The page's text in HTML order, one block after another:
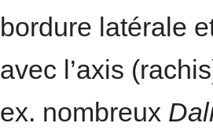
bordure latérale
avec l’axis
ex. nombreux